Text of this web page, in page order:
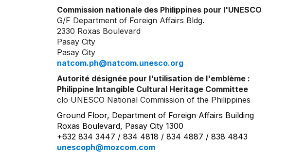
Commission nationale des Philippines pour l'UNESCO
G/F Department of Foreign Affairs Bldg.
2330 Roxas Boulevard
Pasay City
Pasay City
natcom.ph@natcom.unesco.org
Autorité désignée pour l'utilisation de l'emblème :
Philippine Intangible Cultural Heritage Committee
clo UNESCO National Commission of the Philippines
Ground Floor, Department of Foreign Affairs Building
Roxas Boulevard, Pasay City 1300
+632 834 3447 / 834 4818 / 834 4887 / 838 4843
unescoph@mozcom.com